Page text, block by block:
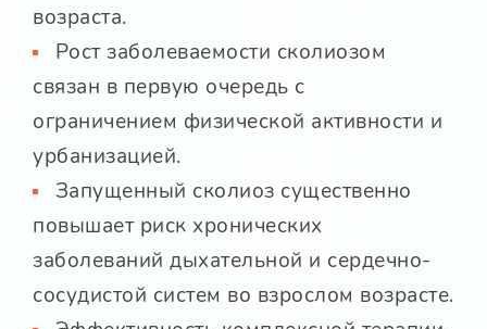
возраста.
Рост заболеваемости сколиозом
связан в первую очередь с
ограничением физической активности и
урбанизацией.
Запущенный сколиоз существенно
повышает риск хронических
заболеваний дыхательной и сердечно-
сосудистой систем во взрослом возрасте.